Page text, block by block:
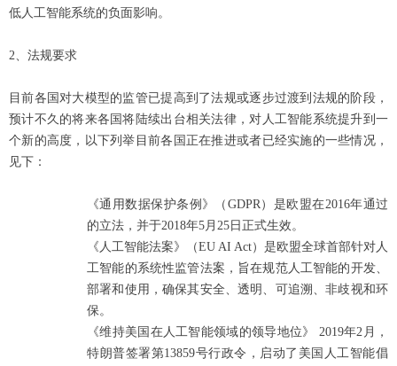
低人工智能系统的负面影响。
2、法规要求
目前各国对大模型的监管已提高到了法规或逐步过渡到法规的阶段，
预计不久的将来各国将陆续出台相关法律，对人工智能系统提升到一
个新的高度，以下列举目前各国正在推进或者已经实施的一些情况，
见下：
《通用数据保护条例》（GDPR）是欧盟在2016年通过
的立法，并于2018年5月25日正式生效。
《人工智能法案》（EU AI Act）是欧盟全球首部针对人
工智能的系统性监管法案，旨在规范人工智能的开发、
部署和使用，确保其安全、透明、可追溯、非歧视和环
保。
《维持美国在人工智能领域的领导地位》 2019年2月，
特朗普签署第13859号行政令，启动了美国人工智能倡